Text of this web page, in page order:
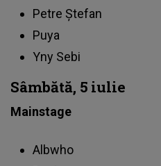
Petre Ștefan
Puya
Yny Sebi
Sâmbătă, 5 iulie
Mainstage
Albwho